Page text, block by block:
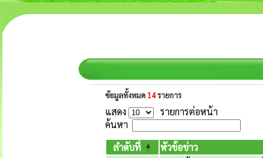
ข้อมูลทั้งหมด 14รายการ
แสดง
รายการต่อหน้า
ค้นหา
ลำดับที่
หัวข้อข่าว